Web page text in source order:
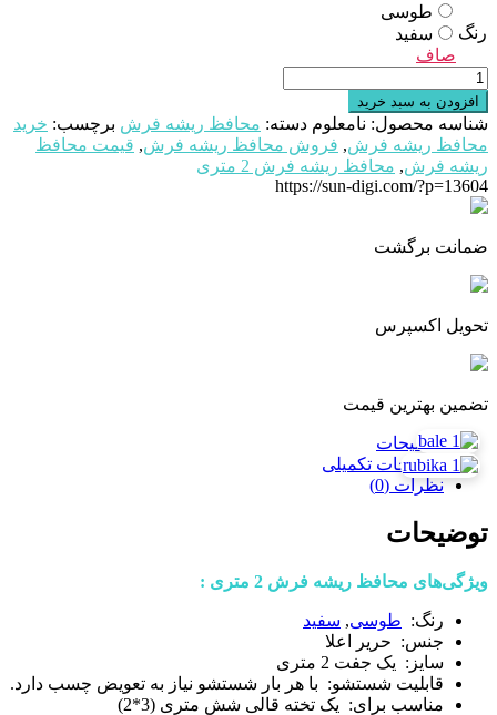
رنگ
طوسی
سفید
صاف
محافظ
ریشه
فرش
متری
(یک
جفت)
افزودن به سبد خرید
شناسه محصول: نامعلوم دسته: محافظ ریشه فرش برچسب: خرید
محافظ ریشه فرش, فروش محافظ ریشه فرش, قیمت محافظ
ریشه فرش, محافظ ریشه فرش 2 متری
https://sun-digi.com/?p=13604
ضمانت برگشت
تحویل اکسپرس
تضمین بهترین قیمت
توضیحات
توضیحات تکمیلی
نظرات (0)
توضیحات
ویژگی‌های محافظ ریشه فرش 2 متری :
رنگ: طوسی, سفید
جنس: حریر اعلا
سایز: یک جفت 2 متری
قابلیت شستشو: با هر بار شستشو نیاز به تعویض چسب دارد.
مناسب برای: یک تخته قالی شش متری (3*2)